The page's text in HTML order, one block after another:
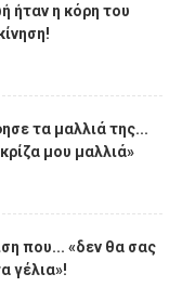
ήταν η κόρη του
τα μαλλιά της...
μου μαλλιά»
που... «δεν θα σας
γέλια»!